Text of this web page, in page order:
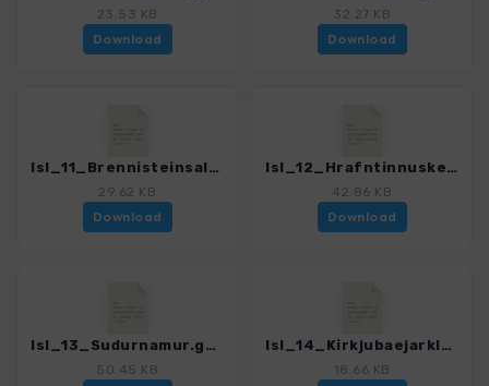
23.53 KB
Download
32.27 KB
Download
Isl_11_Brennisteinsalda.gpx
29.62 KB
Download
Isl_12_Hrafntinnusker.gpx
42.86 KB
Download
Isl_13_Sudurnamur.gpx
50.45 KB
Isl_14_Kirkjubaejarklaustur.gpx
18.66 KB